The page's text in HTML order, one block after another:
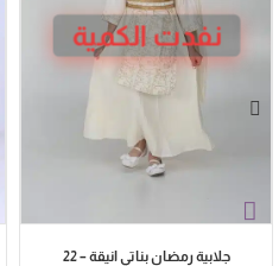
نفدت الكمية
جلابية رمضان بناتي انيقة – 22